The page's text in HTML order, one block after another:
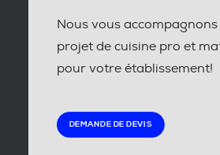
Nous vous
projet de cuisine pro et
pour votre établissement!
DEMANDE DE DEVIS